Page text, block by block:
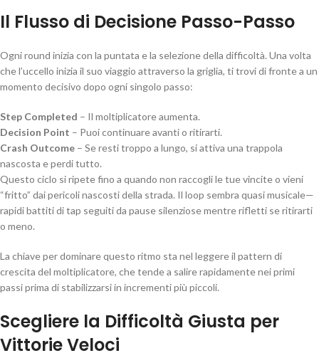
Il Flusso di Decisione Passo-Passo
Ogni round inizia con la puntata e la selezione della difficoltà. Una volta
che l’uccello inizia il suo viaggio attraverso la griglia, ti trovi di fronte a un
momento decisivo dopo ogni singolo passo:
Step Completed – Il moltiplicatore aumenta.
Decision Point – Puoi continuare avanti o ritirarti.
Crash Outcome – Se resti troppo a lungo, si attiva una trappola
nascosta e perdi tutto.
Questo ciclo si ripete fino a quando non raccogli le tue vincite o vieni
“fritto” dai pericoli nascosti della strada. Il loop sembra quasi musicale—
rapidi battiti di tap seguiti da pause silenziose mentre rifletti se ritirarti
o meno.
La chiave per dominare questo ritmo sta nel leggere il pattern di
crescita del moltiplicatore, che tende a salire rapidamente nei primi
passi prima di stabilizzarsi in incrementi più piccoli.
Scegliere la Difficoltà Giusta per
Vittorie Veloci